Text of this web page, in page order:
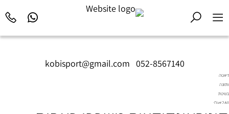
kobisport@gmail.com 052-8567140
דיאטה
ותזונה
בשיטת
Diet2All: